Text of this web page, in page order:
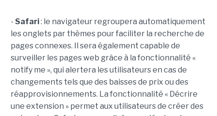
- Safari: le navigateur regroupera automatiquement
les onglets par thèmes pour faciliter la recherche de
pages connexes. Il sera également capable de
surveiller les pages web grâce à la fonctionnalité «
notify me », qui alertera les utilisateurs en cas de
changements tels que des baisses de prix ou des
réapprovisionnements. La fonctionnalité « Décrire
une extension » permet aux utilisateurs de créer des